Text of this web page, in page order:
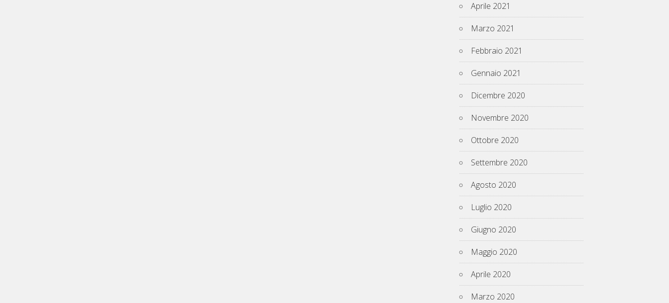
Aprile 2021
Marzo 2021
Febbraio 2021
Gennaio 2021
Dicembre 2020
Novembre 2020
Ottobre 2020
Settembre 2020
Agosto 2020
Luglio 2020
Giugno 2020
Maggio 2020
Aprile 2020
Marzo 2020